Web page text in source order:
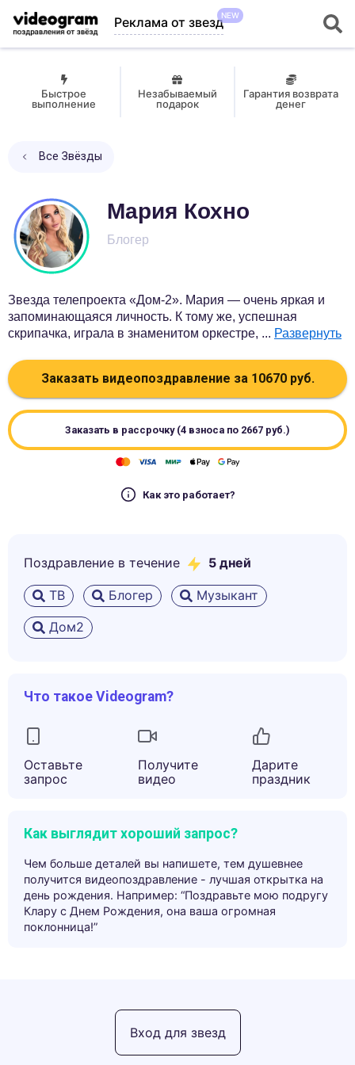
Реклама от звездNEW
Быстрое
выполнение
Незабываемый
подарок
Гарантия возврата
денег
Все Звёзды
Мария Кохно
Блогер
Звезда телепроекта «Дом-2». Мария — очень яркая и
запоминающаяся личность. К тому же, успешная
скрипачка, играла в знаменитом оркестре, ... Развернуть
Заказать видеопоздравление за 10670руб.
Заказать в рассрочку (4 взноса по 2667 руб.)
Как это работает?
Поздравление в течение 5 дней
ТВ Блогер
Музыкант
Дом2
Что такое Videogram?
Оставьте
запрос
Получите
видео
Дарите
праздник
Как выглядит хороший запрос?
Чем больше деталей вы напишете, тем душевнее
получится видеопоздравление - лучшая открытка на
день рождения. Например: “Поздравьте мою подругу
Клару с Днем Рождения, она ваша огромная
поклонница!”
Вход для звезд